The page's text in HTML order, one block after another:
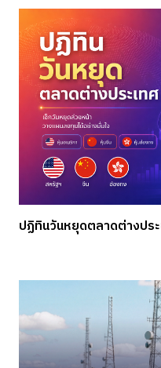
ปฏิทินวันหยุดตลาดต่างปร